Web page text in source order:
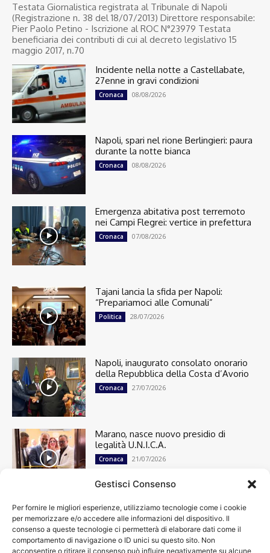
Gestisci Consenso
Per fornire le migliori esperienze, utilizziamo tecnologie come i cookie
per memorizzare e/o accedere alle informazioni del dispositivo. Il
consenso a queste tecnologie ci permetterà di elaborare dati come il
comportamento di navigazione o ID unici su questo sito. Non
acconsentire o ritirare il consenso può influire negativamente su alcune
Testata Giornalistica registrata al Tribunale di Napoli
(Registrazione n. 38 del 18/07/2013) Direttore responsabile:
Pier Paolo Petino - Iscrizione al ROC N°23979 Testata
beneficiaria dei contributi di cui al decreto legislativo 15
maggio 2017, n.70
Incidente nella notte a Castellabate,
27enne in gravi condizioni
Cronaca 08/08/2026
Napoli, spari nel rione Berlingieri: paura
durante la notte bianca
Cronaca 08/08/2026
Emergenza abitativa post terremoto
nei Campi Flegrei: vertice in prefettura
Cronaca 07/08/2026
Tajani lancia la sfida per Napoli:
“Prepariamoci alle Comunali”
Politica 28/07/2026
Napoli, inaugurato consolato onorario
della Repubblica della Costa d’Avorio
Cronaca 27/07/2026
Marano, nasce nuovo presidio di
legalità U.N.I.C.A.
Cronaca 21/07/2026
Cronaca
13501
Attualità
7305
top